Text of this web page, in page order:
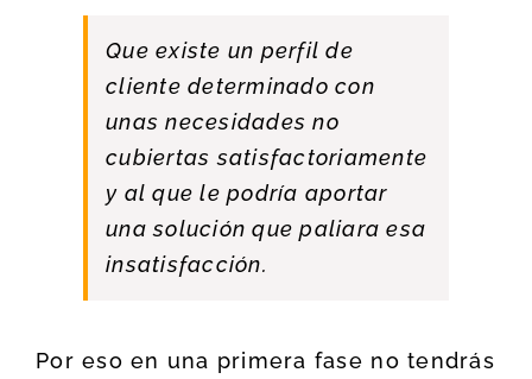
Que existe un perfil de
cliente determinado con
unas necesidades no
cubiertas satisfactoriamente
y al que le podría aportar
una solución que paliara esa
insatisfacción.
Por eso en una primera fase no tendrás